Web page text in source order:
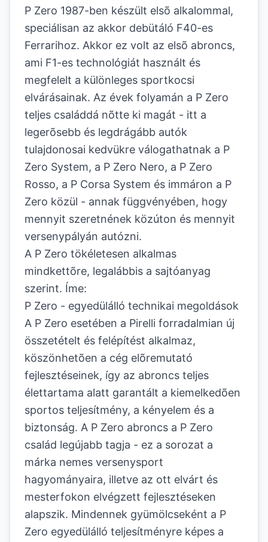
P Zero 1987-ben készült elsõ alkalommal,
speciálisan az akkor debütáló F40-es
Ferrarihoz. Akkor ez volt az elsõ abroncs,
ami F1-es technológiát használt és
megfelelt a különleges sportkocsi
elvárásainak. Az évek folyamán a P Zero
teljes családdá nõtte ki magát - itt a
legerõsebb és legdrágább autók
tulajdonosai kedvükre válogathatnak a P
Zero System, a P Zero Nero, a P Zero
Rosso, a P Corsa System és immáron a P
Zero közül - annak függvényében, hogy
mennyit szeretnének közúton és mennyit
versenypályán autózni.
A P Zero tökéletesen alkalmas
mindkettõre, legalábbis a sajtóanyag
szerint. Íme:
P Zero - egyedülálló technikai megoldások
A P Zero esetében a Pirelli forradalmian új
összetételt és felépítést alkalmaz,
köszönhetõen a cég elõremutató
fejlesztéseinek, így az abroncs teljes
élettartama alatt garantált a kiemelkedõen
sportos teljesítmény, a kényelem és a
biztonság. A P Zero abroncs a P Zero
család legújabb tagja - ez a sorozat a
márka nemes versenysport
hagyományaira, illetve az ott elvárt és
mesterfokon elvégzett fejlesztéseken
alapszik. Mindennek gyümölcseként a P
Zero egyedülálló teljesítményre képes a